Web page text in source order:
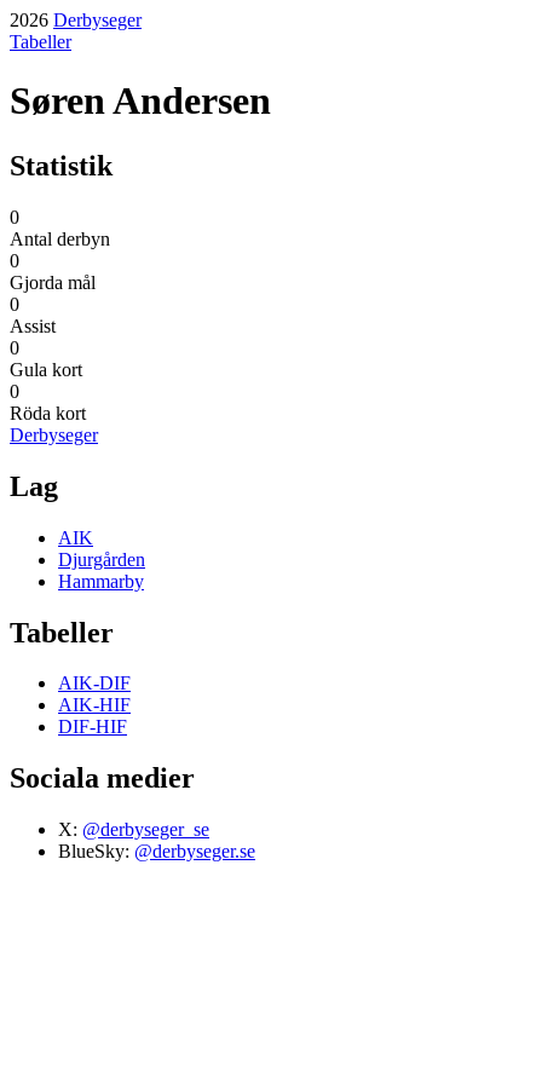
2026 Derbyseger
Tabeller
Søren Andersen
Statistik
0
Antal derbyn
0
Gjorda mål
0
Assist
0
Gula kort
0
Röda kort
Derbyseger
Lag
AIK
Djurgården
Hammarby
Tabeller
AIK-DIF
AIK-HIF
DIF-HIF
Sociala medier
X: @derbyseger_se
BlueSky: @derbyseger.se